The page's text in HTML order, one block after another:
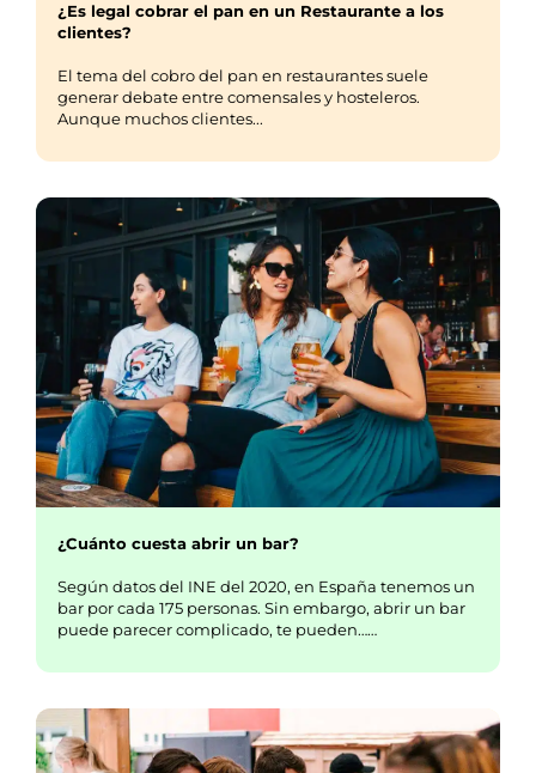
¿Es legal cobrar el pan en un Restaurante a los
clientes?
El tema del cobro del pan en restaurantes suele
generar debate entre comensales y hosteleros.
Aunque muchos clientes...
¿Cuánto cuesta abrir un bar?
Según datos del INE del 2020, en España tenemos un
bar por cada 175 personas. Sin embargo, abrir un bar
puede parecer complicado, te pueden……